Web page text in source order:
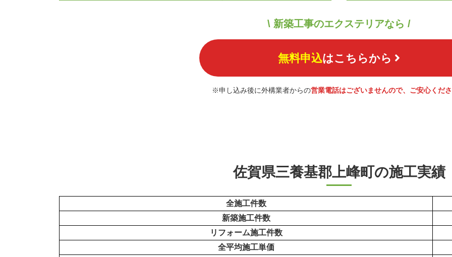
\ 新築工事のエクステリアなら /
無料申込はこちらから
※申し込み後に外構業者からの営業電話はございませんので、ご安心くだ
佐賀県三養基郡上峰町の施工実績
全施工件数
新築施工件数
リフォーム施工件数
全平均施工単価